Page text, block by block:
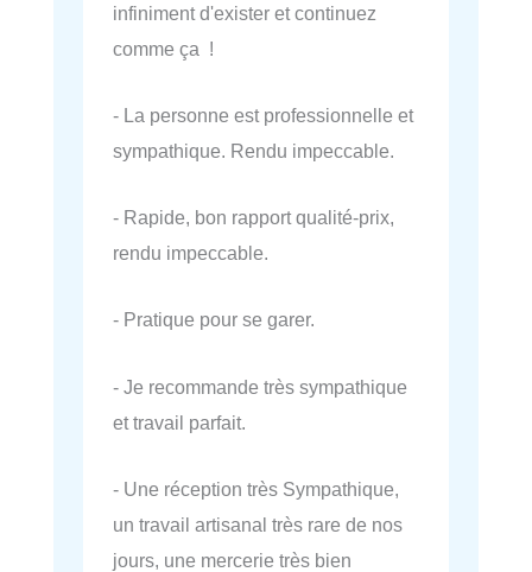
infiniment d'exister et continuez
comme ça !
- La personne est professionnelle et
sympathique. Rendu impeccable.
- Rapide, bon rapport qualité-prix,
rendu impeccable.
- Pratique pour se garer.
- Je recommande très sympathique
et travail parfait.
- Une réception très Sympathique,
un travail artisanal très rare de nos
jours, une mercerie très bien